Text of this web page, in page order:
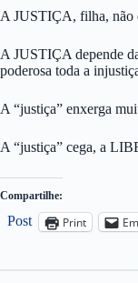
A JUSTIÇA, filha, não
A JUSTIÇA depende
poderosa toda a
A “justiça” enxerga
A “justiça” cega, a
Compartilhe:
Post Print